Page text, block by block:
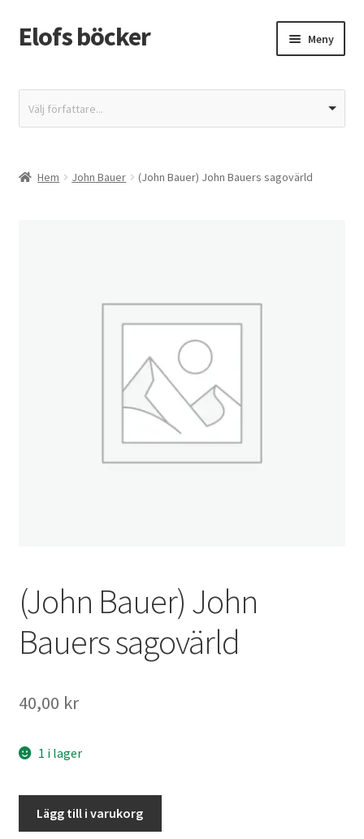
Hoppa
till
Hoppa
till
Elofs böcker Meny
Återbetalnings- och returpolicy
Välj författare...
Hem John Bauer (John Bauer) John Bauers sagovärld
(John Bauer) John
Bauers sagovärld
40,00 kr
1 i lager
Bauers
Lägg till i varukorg